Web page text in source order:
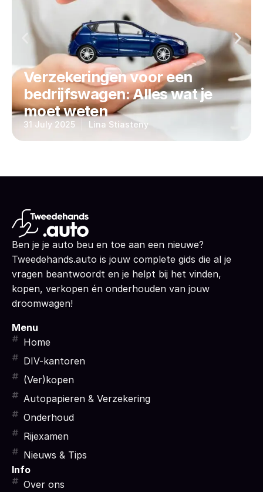
Verzekeringen voor een
bedrijfswagen: Alles wat je
moet weten
31 July 2025 Lina Stiasteny
Ben je je auto beu en toe aan een nieuwe?
Tweedehands.auto is jouw complete gids die al je
vragen beantwoordt en je helpt bij het vinden,
kopen, verkopen én onderhouden van jouw
droomwagen!
Menu
Home
DIV-kantoren
(Ver)kopen
Autopapieren & Verzekering
Onderhoud
Rijexamen
Nieuws & Tips
Info
Over ons